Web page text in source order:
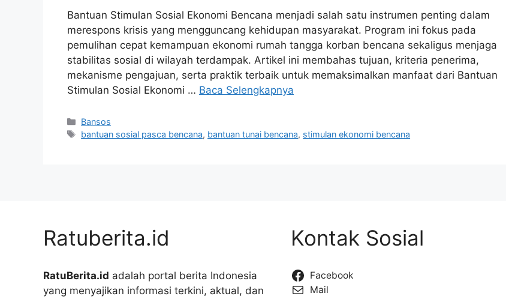
Bantuan Stimulan Sosial Ekonomi Bencana menjadi salah satu instrumen penting dalam
merespons krisis yang mengguncang kehidupan masyarakat. Program ini fokus pada
pemulihan cepat kemampuan ekonomi rumah tangga korban bencana sekaligus menjaga
stabilitas sosial di wilayah terdampak. Artikel ini membahas tujuan, kriteria penerima,
mekanisme pengajuan, serta praktik terbaik untuk memaksimalkan manfaat dari Bantuan
Stimulan Sosial Ekonomi … Baca Selengkapnya
Kategori
Bansos
Tag
bantuan sosial pasca bencana, bantuan tunai bencana, stimulan ekonomi bencana
Ratuberita.id
RatuBerita.id adalah portal berita Indonesia
yang menyajikan informasi terkini, aktual, dan
Kontak Sosial
Facebook
Mail